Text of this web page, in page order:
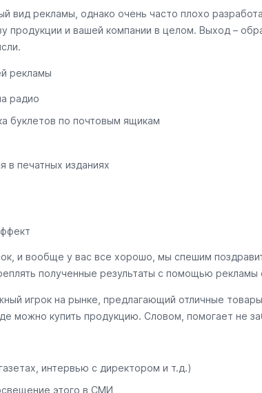
вид рекламы, однако очень часто плохо
продукции и вашей компании в целом. Выход –
рекламы
радио
буклетов по почтовым ящикам
печатных изданиях
и вообще у вас все хорошо, мы спешим
полученные результаты с помощью рекламы
игрок на рынке, предлагающий отличные
можно купить продукцию. Словом, помогает не
интервью с директором и т.д.)
этого в СМИ